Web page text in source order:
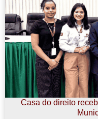
Casa do direito